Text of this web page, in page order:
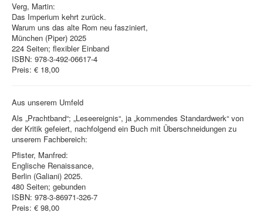
Verg, Martin:
Das Imperium kehrt zurück.
Warum uns das alte Rom neu fasziniert,
München (Piper) 2025
224 Seiten; flexibler Einband
ISBN: 978-3-492-06617-4
Preis: € 18,00
Aus unserem Umfeld
Als „Prachtband“; „Leseereignis“, ja „kommendes Standardwerk“ von
der Kritik gefeiert, nachfolgend ein Buch mit Überschneidungen zu
unserem Fachbereich:
Pfister, Manfred:
Englische Renaissance,
Berlin (Galiani) 2025.
480 Seiten; gebunden
ISBN: 978-3-86971-326-7
Preis: € 98,00